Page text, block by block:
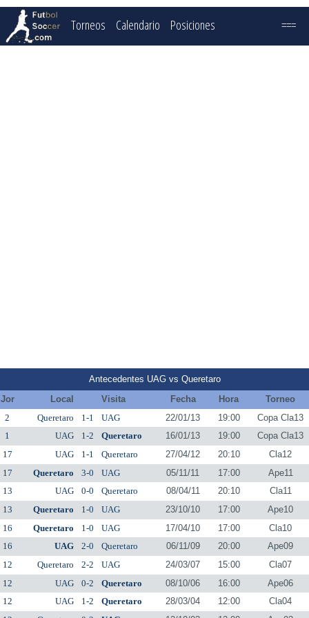
Torneos Calendario Posiciones ===
Antecedentes UAG vs Queretaro
Jor
Local Visita Fecha Hora
Torneo
2
Queretaro 1-1 UAG 22/01/13 19:00
Copa Cla13
1
UAG 1-2 Queretaro 16/01/13 19:00
Copa Cla13
17
UAG 1-1 Queretaro 27/04/12 20:10
Cla12
17
Queretaro 3-0 UAG 05/11/11 17:00
Ape11
13
UAG 0-0 Queretaro 08/04/11 20:10
Cla11
13
Queretaro 1-0 UAG 23/10/10 17:00
Ape10
16
Queretaro 1-0 UAG 17/04/10 17:00
Cla10
16
UAG 2-0 Queretaro 06/11/09 20:00
Ape09
12
Queretaro 2-2 UAG 24/03/07 15:00
Cla07
12
UAG 0-2 Queretaro 08/10/06 16:00
Ape06
12
UAG 1-2 Queretaro 28/03/04 12:00
Cla04